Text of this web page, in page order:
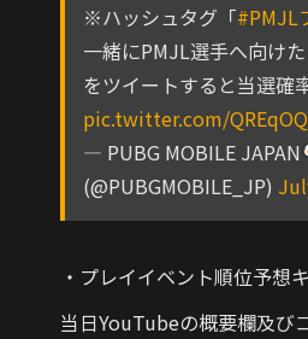
※ハッシュタグ「#PMJL
一緒にPMJL選手へ向け
をツイートすると当選確
pic.twitter.com/
— PUBG MOBILE JAPAN
(@PUBGMOBILE_JP)
・プレイイベント順位予想
当日YouTubeの概要欄及び